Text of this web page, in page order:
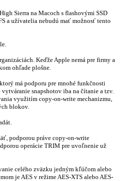
Sierra na Macoch s flashovými SSD
a užívatelia nebudú mať možnosť tento
Keďže Apple nemá pre firmy a
ohľade plošne.
má podporu pre mnohé funkčnosti
snapshotov iba na čítanie a tzv.
využitím copy-on-write mechanizmu,
blokov.
podporou práve copy-on-write
operácie TRIM pre uvoľnenie už
celého zväzku jedným kľúčom alebo
je AES v režime AES-XTS alebo AES-